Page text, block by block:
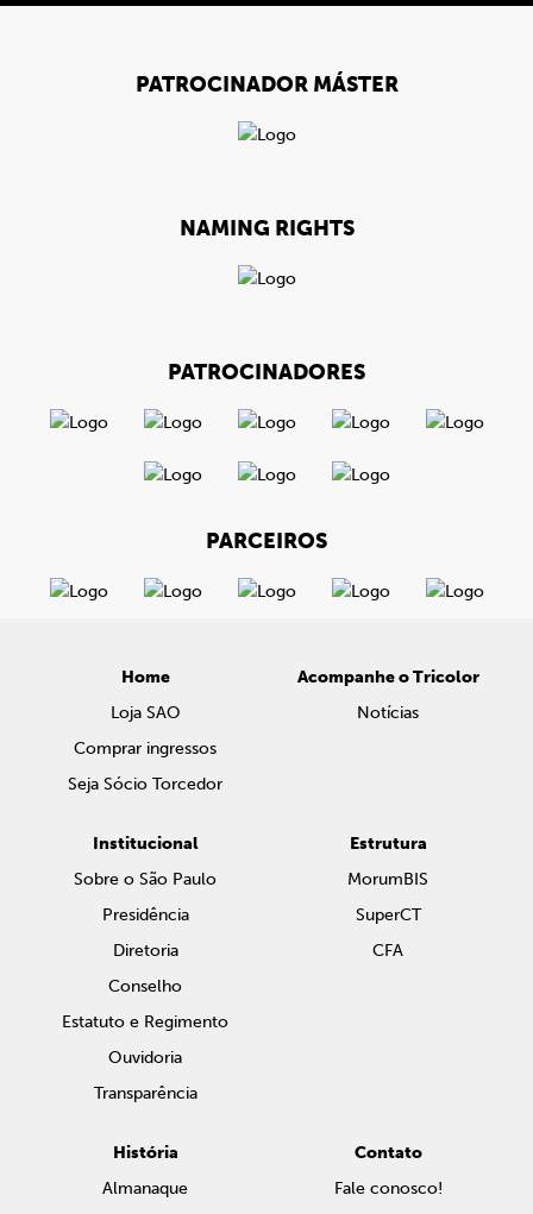
PATROCINADOR MÁSTER
NAMING RIGHTS
PATROCINADORES
PARCEIROS
Home
Loja SAO
Comprar ingressos
Seja Sócio Torcedor
Acompanhe o Tricolor
Notícias
Institucional
Sobre o São Paulo
Presidência
Diretoria
Conselho
Estatuto e Regimento
Ouvidoria
Transparência
Estrutura
MorumBIS
SuperCT
CFA
História
Almanaque
Contato
Fale conosco!